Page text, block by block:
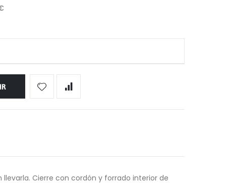
Cierre con cordón y forrado interior de